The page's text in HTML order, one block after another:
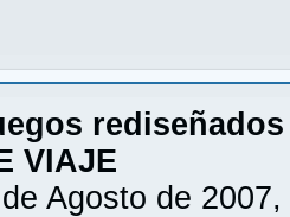
rediseñados
VIAJE
Agosto de